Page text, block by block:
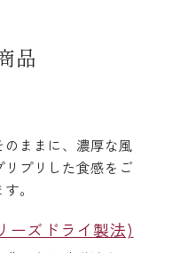
品
のままに、濃厚な風
リプリした食感をご
。
ーズドライ製法)